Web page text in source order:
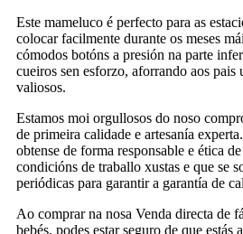
Este mameluco é perfecto para as
colocar facilmente durante os meses
cómodos botóns a presión na parte
cueiros sen esforzo, aforrando aos pais
valiosos.
Estamos moi orgullosos do noso
de primeira calidade e artesanía
obtense de forma responsable e ética
condicións de traballo xustas e que se
periódicas para garantir a garantía de
Ao comprar na nosa Venda directa de
bebés, podes estar seguro de que